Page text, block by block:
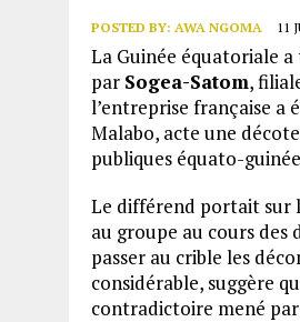
POSTED BY: AWA NGOMA 11
La Guinée équatoriale
par Sogea-Satom,
l’entreprise française a
Malabo, acte une
publiques équato-
Le différend portait sur
au groupe au cours
passer au crible les
considérable, suggère
contradictoire mené par